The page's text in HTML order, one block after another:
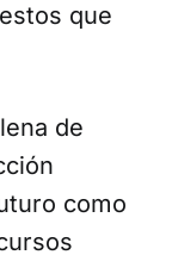
que
de
como